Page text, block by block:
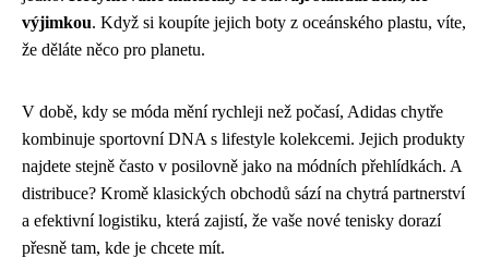
výjimkou. Když si koupíte jejich boty z oceánského plastu, víte,
že děláte něco pro planetu.
V době, kdy se móda mění rychleji než počasí, Adidas chytře
kombinuje sportovní DNA s lifestyle kolekcemi. Jejich produkty
najdete stejně často v posilovně jako na módních přehlídkách. A
distribuce? Kromě klasických obchodů sází na chytrá partnerství
a efektivní logistiku, která zajistí, že vaše nové tenisky dorazí
přesně tam, kde je chcete mít.